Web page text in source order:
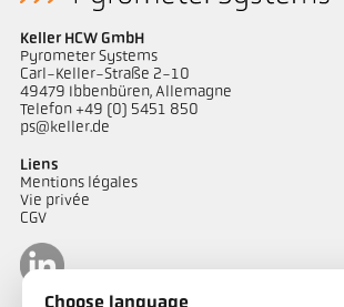
Keller HCW GmbH
Pyrometer Systems
Carl-Keller-Straße 2-10
49479 Ibbenbüren, Allemagne
Telefon +49 (0) 5451 850
ps@keller.de
Liens
Mentions légales
Vie privée
CGV